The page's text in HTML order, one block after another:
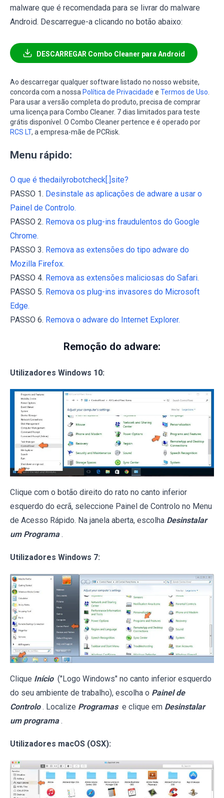
malware que é recomendada para se livrar do malware
Android. Descarregue-a clicando no botão abaixo:
DESCARREGAR Combo Cleaner para Android
Ao descarregar qualquer software listado no nosso website,
concorda com a nossa Política de Privacidade e Termos de Uso
Para usar a versão completa do produto, precisa de comprar
uma licença para Combo Cleaner. 7 dias limitados para teste
grátis disponível. O Combo Cleaner pertence e é operado por
RCS LT, a empresa-mãe de PCRisk.
Menu rápido:
O que é thedailyrobotcheck[.]site?
PASSO 1. Desinstale as aplicações de adware a usar o
Painel de Controlo.
PASSO 2. Remova os plug-ins fraudulentos do Google
Chrome.
PASSO 3. Remova as extensões do tipo adware do
Mozilla Firefox.
PASSO 4. Remova as extensões maliciosas do Safari.
PASSO 5. Remova os plug-ins invasores do Microsoft
Edge.
PASSO 6. Remova o adware do Internet Explorer.
Remoção do adware:
Utilizadores Windows 10:
Clique com o botão direito do rato no canto inferior
esquerdo do ecrã, seleccione Painel de Controlo no Menu
de Acesso Rápido. Na janela aberta, escolha Desinstalar
um Programa .
Utilizadores Windows 7:
Clique Início ("Logo Windows" no canto inferior esquerdo
do seu ambiente de trabalho), escolha o Painel de
Controlo . Localize Programas e clique em Desinstalar
um programa .
Utilizadores macOS (OSX):